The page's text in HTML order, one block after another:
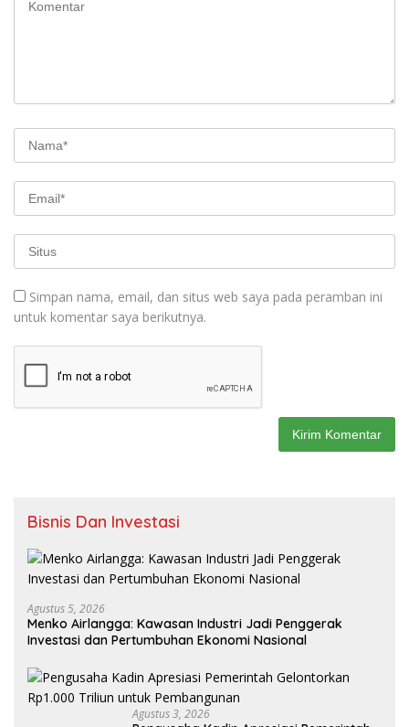
Simpan nama, email, dan situs web saya pada peramban ini
untuk komentar saya berikutnya.
Bisnis Dan Investasi
Agustus 5, 2026
Menko Airlangga: Kawasan Industri Jadi Penggerak
Investasi dan Pertumbuhan Ekonomi Nasional
Agustus 3, 2026